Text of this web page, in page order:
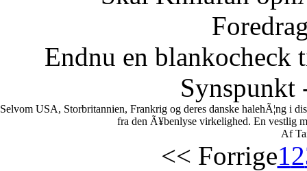
Endnu en blankocheck
Synspunkt
Selvom USA, Storbritannien, Frankrig og deres danske halehÃ¦ng i
fra den Ã¥benlyse virkelighed. En vestlig
Af
<< Forrige12